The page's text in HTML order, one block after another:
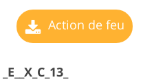
Action de feu